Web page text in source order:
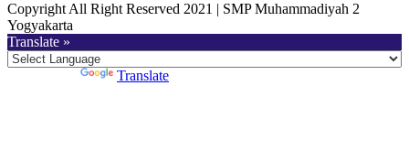
Copyright All Right Reserved 2021 | SMP Muhammadiyah 2
Yogyakarta
Translate »
Translate